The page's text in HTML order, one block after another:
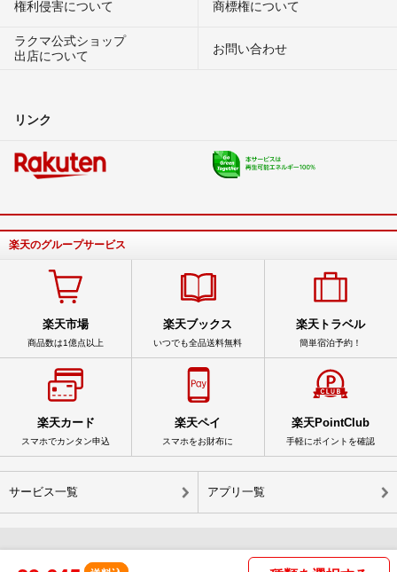
権利侵害について
商標権について
ラクマ公式ショップ
出店について
お問い合わせ
リンク
楽天のグループサービス
楽天市場
商品数は1億点以上
楽天ブックス
いつでも全品送料無料
楽天トラベル
簡単宿泊予約！
楽天カード
スマホでカンタン申込
楽天ペイ
スマホをお財布に
楽天PointClub
手軽にポイントを確認
サービス一覧 アプリ一覧